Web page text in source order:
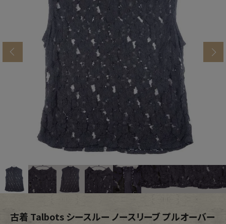
店舗紹介 特集一覧
ブランドから探す スタッフコーディネート
年代から探す 古着卸DOCK
メンズ商品カテゴリーから探す
Outer
Bottoms Fafatt
レディース商品カテゴリーから探す
古着 Talbots シースルー ノースリーブ プルオーバー